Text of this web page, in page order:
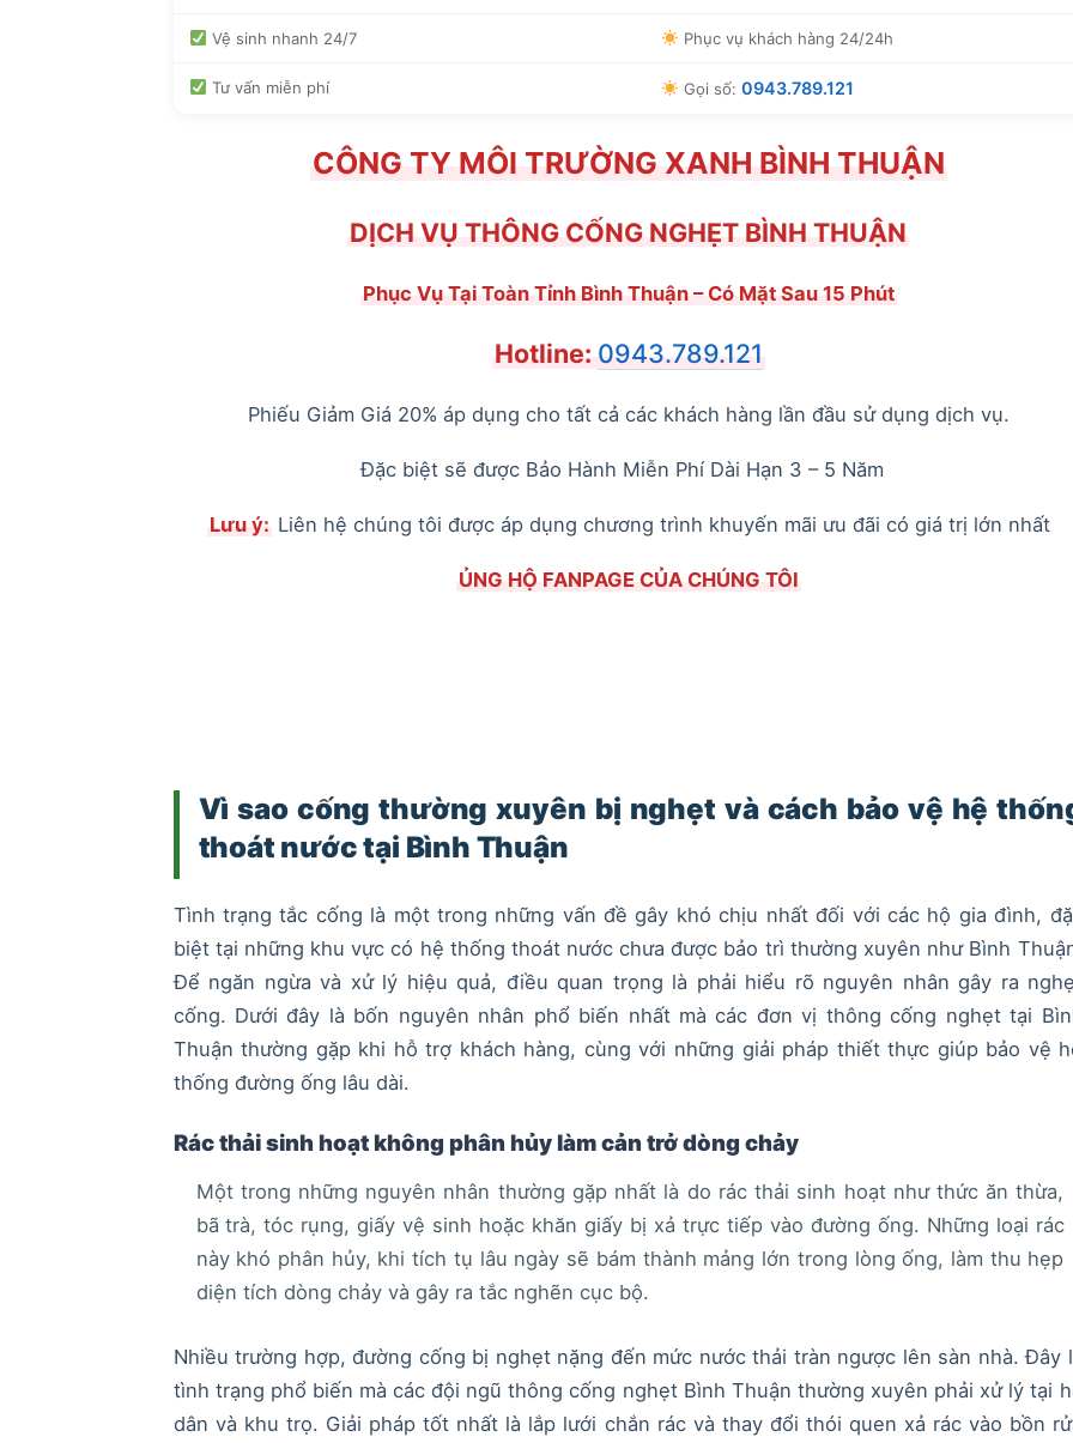
Vệ sinh nhanh 24/7 Phục vụ khách hàng 24/24h
Tư vấn miễn phí Gọi số:0943.789.121
CÔNG TY MÔI TRƯỜNG XANH BÌNH THUẬN
DỊCH VỤ THÔNG CỐNG NGHẸT BÌNH THUẬN
Phục Vụ Tại Toàn Tỉnh Bình Thuận – Có Mặt Sau 15 Phút
Hotline: 0943.789.121
Phiếu Giảm Giá 20% áp dụng cho tất cả các khách hàng lần đầu sử dụng dịch vụ.
Đặc biệt sẽ được Bảo Hành Miễn Phí Dài Hạn 3 – 5 Năm
Lưu ý: Liên hệ chúng tôi được áp dụng chương trình khuyến mãi ưu đãi có giá trị lớn nhất
ỦNG HỘ FANPAGE CỦA CHÚNG TÔI
Vì sao cống thường xuyên bị nghẹt và cách bảo vệ hệ
thoát nước tại Bình Thuận
Tình trạng tắc cống là một trong những vấn đề gây khó chịu nhất đối với các hộ gia đình,
biệt tại những khu vực có hệ thống thoát nước chưa được bảo trì thường xuyên như Bình
Để ngăn ngừa và xử lý hiệu quả, điều quan trọng là phải hiểu rõ nguyên nhân gây ra
cống. Dưới đây là bốn nguyên nhân phổ biến nhất mà các đơn vị thông cống nghẹt tại
Thuận thường gặp khi hỗ trợ khách hàng, cùng với những giải pháp thiết thực giúp bảo vệ
thống đường ống lâu dài.
Rác thải sinh hoạt không phân hủy làm cản trở dòng chảy
Một trong những nguyên nhân thường gặp nhất là do rác thải sinh hoạt như thức ăn thừa,
bã trà, tóc rụng, giấy vệ sinh hoặc khăn giấy bị xả trực tiếp vào đường ống. Những loại rác
này khó phân hủy, khi tích tụ lâu ngày sẽ bám thành mảng lớn trong lòng ống, làm thu hẹp
diện tích dòng chảy và gây ra tắc nghẽn cục bộ.
Nhiều trường hợp, đường cống bị nghẹt nặng đến mức nước thải tràn ngược lên sàn nhà. Đây
tình trạng phổ biến mà các đội ngũ thông cống nghẹt Bình Thuận thường xuyên phải xử lý tại
dân và khu trọ. Giải pháp tốt nhất là lắp lưới chắn rác và thay đổi thói quen xả rác vào bồn